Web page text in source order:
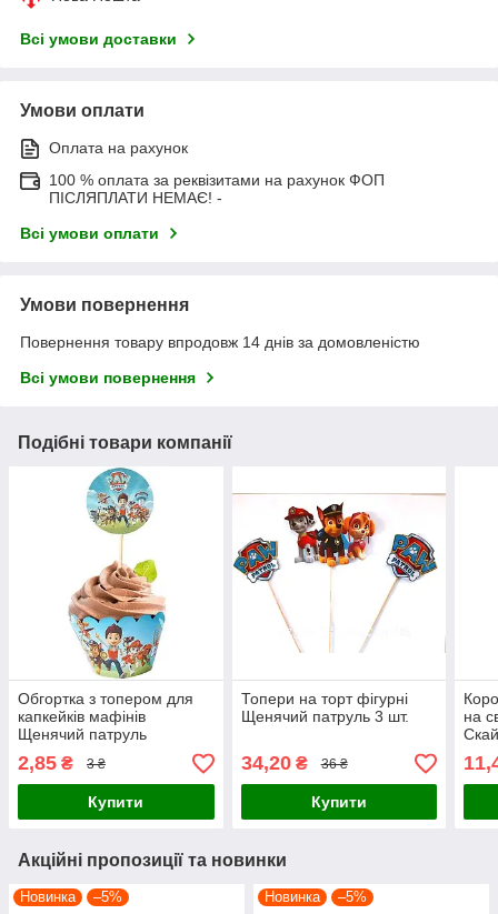
Всі умови доставки
Умови оплати
Оплата на рахунок
100 % оплата за реквізитами на рахунок ФОП
ПІСЛЯПЛАТИ НЕМАЄ! -
Всі умови оплати
Умови повернення
Повернення товару впродовж 14 днів за домовленістю
Всі умови повернення
Подібні товари компанії
Обгортка з топером для
капкейків мафінів
Щенячий патруль
2,85 ₴ 3 ₴
Купити
Топери на торт фігурні
Щенячий патруль 3 шт.
34,20₴ 36 ₴
Купити
на
Акційні пропозиції та новинки
Новинка –5% Новинка –5%